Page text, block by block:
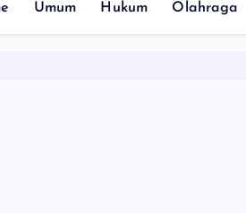
Umum Hukum Olahraga